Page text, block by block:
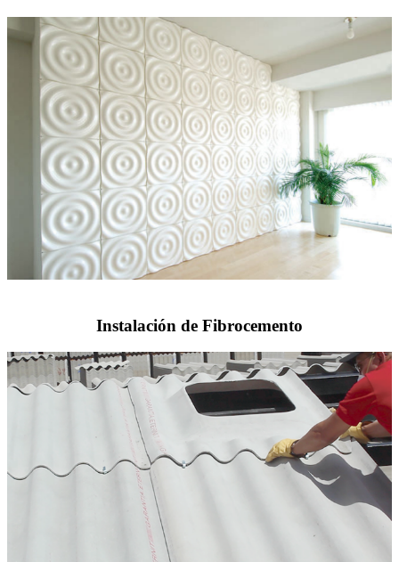
Instalación de Fibrocemento